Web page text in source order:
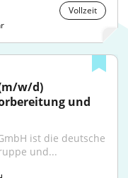
Vollzeit
w/d)
und
ist die deutsche
und...